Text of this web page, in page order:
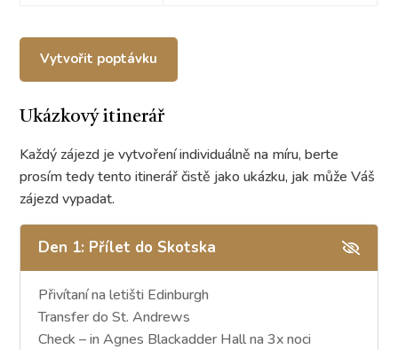
Vytvořit poptávku
Ukázkový itinerář
Každý zájezd je vytvoření individuálně na míru, berte
prosím tedy tento itinerář čistě jako ukázku, jak může Váš
zájezd vypadat.
Den 1: Přílet do Skotska
Přivítaní na letišti Edinburgh
Transfer do St. Andrews
Check – in Agnes Blackadder Hall na 3x noci